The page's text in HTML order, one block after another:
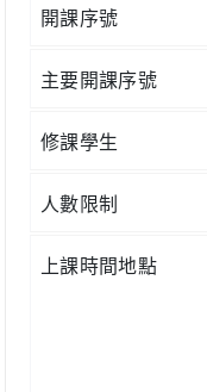
開課序號
主要開課序號
修課學生
人數限制
上課時間地點